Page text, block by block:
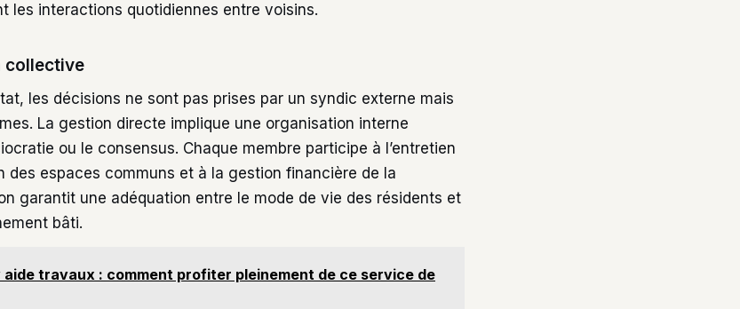
les interactions quotidiennes entre voisins.
collective
les décisions ne sont pas prises par un syndic externe mais
La gestion directe implique une organisation interne
ou le consensus. Chaque membre participe à l’entretien
des espaces communs et à la gestion financière de la
garantit une adéquation entre le mode de vie des résidents et
bâti.
aide travaux : comment profiter pleinement de ce service de